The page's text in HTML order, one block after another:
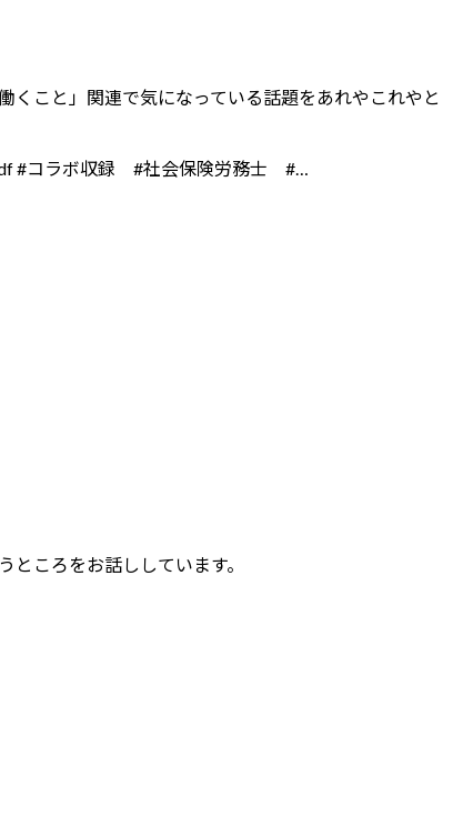
こと」関連で気になっている話題をあれやこれやと
#コラボ収録 #社会保険労務士 #…
ころをお話ししています。